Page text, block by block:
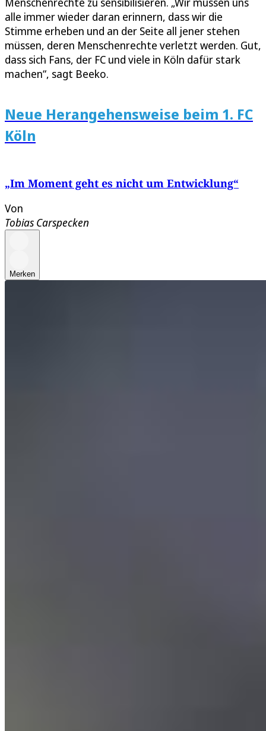
alle immer wieder daran erinnern, dass wir die
Stimme erheben und an der Seite all jener stehen
müssen, deren Menschenrechte verletzt werden. Gut,
dass sich Fans, der FC und viele in Köln dafür stark
machen“, sagt Beeko.
Neue Herangehensweise beim 1. FC
Köln
„Im Moment geht es nicht um Entwicklung“
Von
Tobias Carspecken
Merken